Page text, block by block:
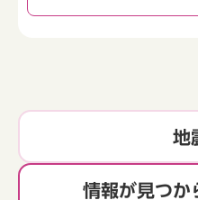
地
情報が見つか